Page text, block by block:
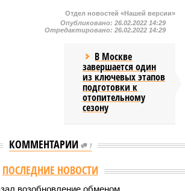
Отдел новостей «Нашей версии»
Опубликовано: 26.02.2022 14:29
Отредактировано: 26.02.2022 14:29
В Москве
завершается один
из ключевых этапов
подготовки к
отопительному
сезону
КОММЕНТАРИИ 1
Земля уже не раз показывала человечеству свой
снова?